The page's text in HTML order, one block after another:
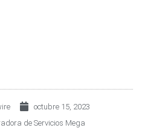
octubre 15, 2023
de Servicios Mega